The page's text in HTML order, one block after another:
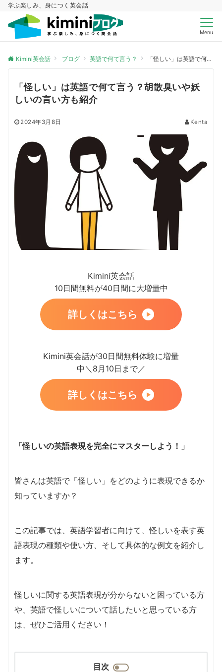
学ぶ楽しみ、身につく英会話
Menu
Kimini英会話 ブログ 英語で何て言う？ 「怪しい」は英語で何て言う？胡散臭いや妖しいの言い方も紹介
「怪しい」は英語で何て言う？胡散臭いや妖
しいの言い方も紹介
2024年3月8日 Kenta
Kimini英会話
10日間無料が40日間に大増量中
詳しくはこちら
Kimini英会話が30日間無料体験に増量
中＼8月10日まで／
詳しくはこちら
「怪しいの英語表現を完全にマスターしよう！」
皆さんは英語で「怪しい」をどのように表現できるか
知っていますか？
この記事では、英語学習者に向けて、怪しいを表す英
語表現の種類や使い方、そして具体的な例文を紹介し
ます。
怪しいに関する英語表現が分からないと困っている方
や、英語で怪しいについて話したいと思っている方
は、ぜひご活用ください！
目次